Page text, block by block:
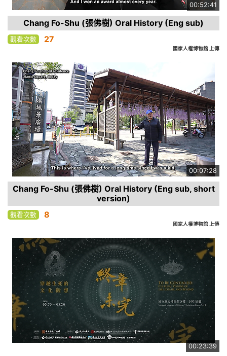
00:52:41
Chang Fo-Shu (張佛樹) Oral History (Eng sub)
觀看次數 27
國家人權博物館 上傳
00:07:28
Chang Fo-Shu (張佛樹) Oral History (Eng sub, short
version)
觀看次數 8
國家人權博物館 上傳
00:23:39